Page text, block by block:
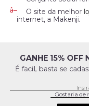
O site da melhor
internet, a Makenji.
GANHE 15% OFF
É facil, basta se